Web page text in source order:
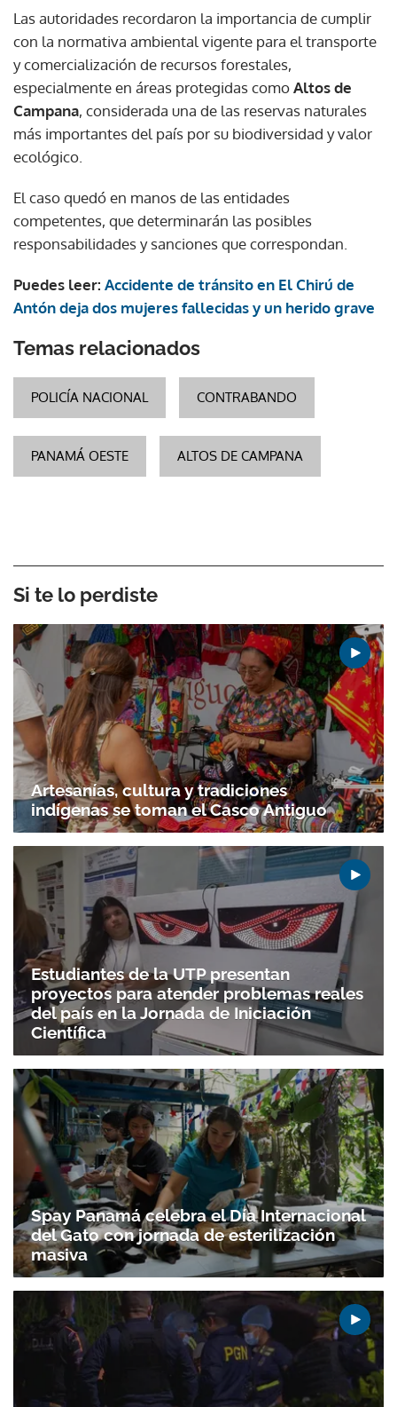
Las autoridades recordaron la importancia de cumplir
con la normativa ambiental vigente para el transporte
y comercialización de recursos forestales,
especialmente en áreas protegidas comoAltos de
Campana, considerada una de las reservas naturales
más importantes del país por su biodiversidad y valor
ecológico.
El caso quedó en manos de las entidades
competentes, que determinarán las posibles
responsabilidades y sanciones que correspondan.
Puedes leer: Accidente de tránsito en El Chirú de
Antón deja dos mujeres fallecidas y un herido grave
Temas relacionados
POLICÍA NACIONAL CONTRABANDO
PANAMÁ OESTE ALTOS DE CAMPANA
Si te lo perdiste
Artesanías, cultura y tradiciones
indígenas se toman el Casco Antiguo
Estudiantes de la UTP presentan
proyectos para atender problemas reales
del país en la Jornada de Iniciación
Científica
Spay Panamá celebra el Día Internacional
del Gato con jornada de esterilización
masiva